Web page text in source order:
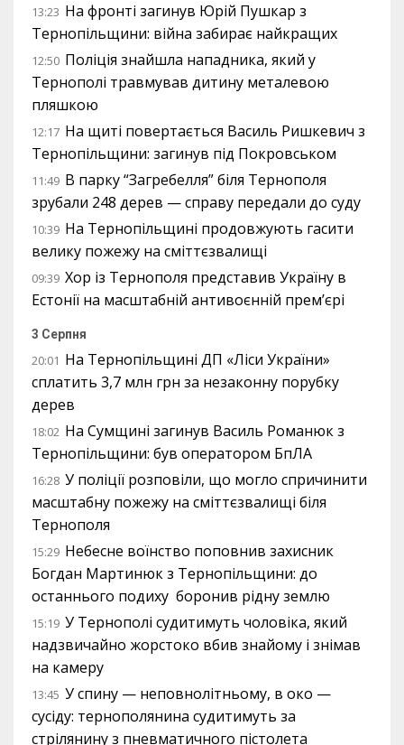
13:23 На фронті загинув Юрій Пушкар з
Тернопільщини: війна забирає найкращих
12:50 Поліція знайшла нападника, який у
Тернополі травмував дитину металевою
пляшкою
12:17 На щиті повертається Василь Ришкевич з
Тернопільщини: загинув під Покровськом
11:49 В парку “Загребелля” біля Тернополя
зрубали 248 дерев — справу передали до суду
10:39 На Тернопільщині продовжують гасити
велику пожежу на сміттєзвалищі
09:39 Хор із Тернополя представив Україну в
Естонії на масштабній антивоєнній прем’єрі
3 Серпня
20:01 На Тернопільщині ДП «Ліси України»
сплатить 3,7 млн грн за незаконну порубку
дерев
18:02 На Сумщині загинув Василь Романюк з
Тернопільщини: був оператором БпЛА
16:28 У поліції розповіли, що могло спричинити
масштабну пожежу на сміттєзвалищі біля
Тернополя
15:29 Небесне воїнство поповнив захисник
Богдан Мартинюк з Тернопільщини: до
останнього подиху боронив рідну землю
15:19 У Тернополі судитимуть чоловіка, який
надзвичайно жорстоко вбив знайому і знімав
на камеру
13:45 У спину — неповнолітньому, в око —
сусіду: тернополянина судитимуть за
стрілянину з пневматичного пістолета